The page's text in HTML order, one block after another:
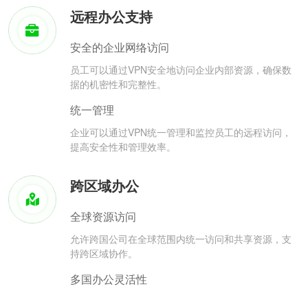
远程办公支持
安全的企业网络访问
员工可以通过VPN安全地访问企业内部资源，确保数
据的机密性和完整性。
统一管理
企业可以通过VPN统一管理和监控员工的远程访问，
提高安全性和管理效率。
跨区域办公
全球资源访问
允许跨国公司在全球范围内统一访问和共享资源，支
持跨区域协作。
多国办公灵活性